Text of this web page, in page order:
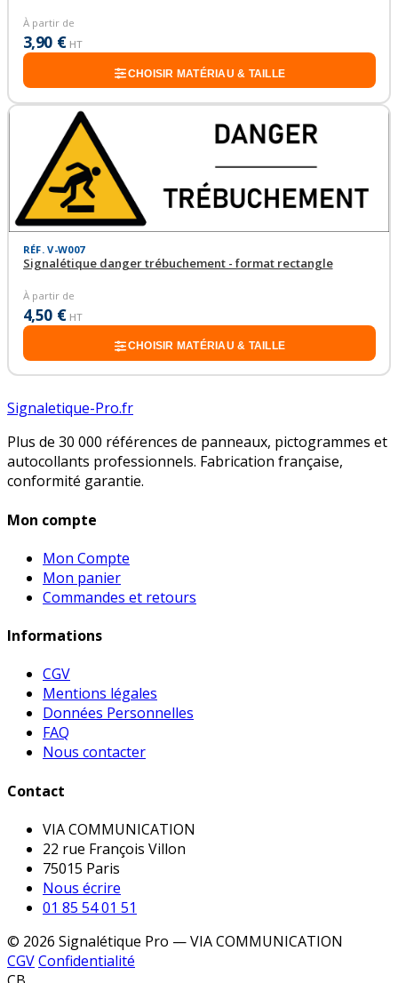
À partir de
3,90 € HT
CHOISIR MATÉRIAU & TAILLE
RÉF. V-W007
Signalétique danger trébuchement - format rectangle
À partir de
4,50 € HT
CHOISIR MATÉRIAU & TAILLE
Signaletique-Pro.fr
Plus de 30 000 références de panneaux, pictogrammes et
autocollants professionnels. Fabrication française,
conformité garantie.
Mon compte
Mon Compte
Mon panier
Commandes et retours
Informations
CGV
Mentions légales
Données Personnelles
FAQ
Nous contacter
Contact
VIA COMMUNICATION
22 rue François Villon
75015 Paris
Nous écrire
01 85 54 01 51
© 2026 Signalétique Pro — VIA COMMUNICATION
CGVConfidentialité